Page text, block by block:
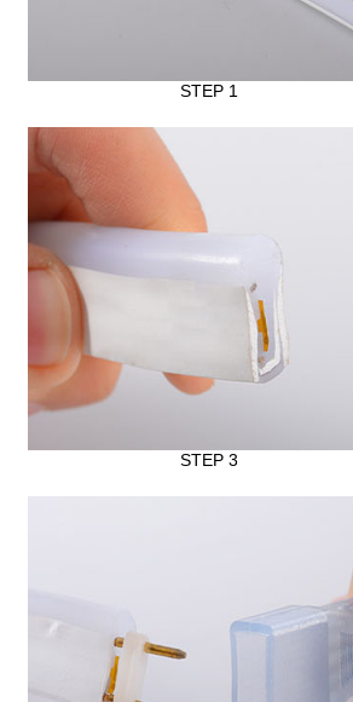
STEP 1
STEP 3